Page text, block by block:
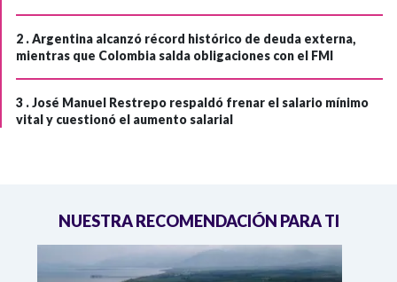
2 .Argentina alcanzó récord histórico de deuda externa,
mientras que Colombia salda obligaciones con el FMI
3 .José Manuel Restrepo respaldó frenar el salario mínimo
vital y cuestionó el aumento salarial
NUESTRA RECOMENDACIÓN PARA TI